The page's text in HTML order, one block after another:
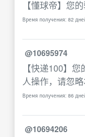
【懂球帝】您
Время получения: 82
@10695974
【快递100】
人操作，请忽略
Время получения: 86
@10694206